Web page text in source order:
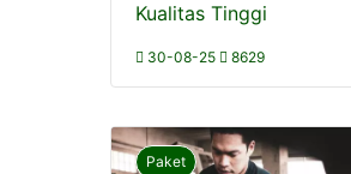
Kualitas Tinggi
30-08-25 8629
Paket